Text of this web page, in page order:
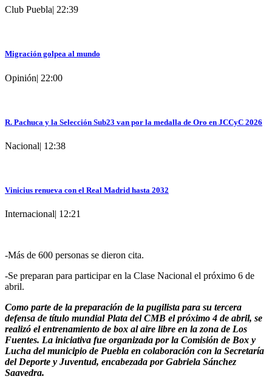
Club Puebla| 22:39
Migración golpea al mundo
Opinión| 22:00
R. Pachuca y la Selección Sub23 van por la medalla de Oro en JCCyC 2026
Nacional| 12:38
Vinicius renueva con el Real Madrid hasta 2032
Internacional| 12:21
-Más de 600 personas se dieron cita.
-Se preparan para participar en la Clase Nacional el próximo 6 de
abril.
Como parte de la preparación de la pugilista para su tercera
defensa de título mundial Plata del CMB el próximo 4 de abril, se
realizó el entrenamiento de box al aire libre en la zona de Los
Fuentes. La iniciativa fue organizada por la Comisión de Box y
Lucha del municipio de Puebla en colaboración con la Secretaría
del Deporte y Juventud, encabezada por Gabriela Sánchez
Saavedra.